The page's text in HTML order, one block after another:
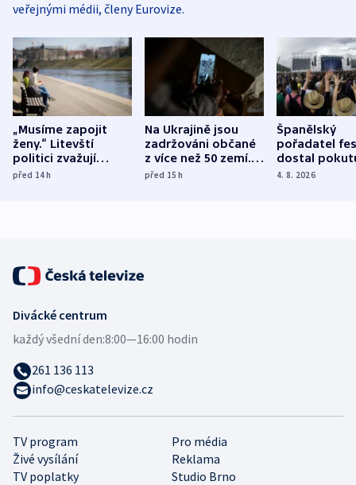
veřejnými médii, členy Eurovize.
„Musíme zapojit
ženy.“ Litevští
politici zvažují
dohodu o
před 14h
Na Ukrajině jsou
zadržováni občané
z více než 50 zemí.
Bojovali na straně
před 15h
Španělský
pořadatel
dostal
nekalé
4. 8. 2026
TV program
Pro média
Živé vysílání
Reklama
TV poplatky
Studio Brno
Divácké centrum
každý všední den:8:00—16:00 hodin
261 136 113
info@ceskatelevize.cz